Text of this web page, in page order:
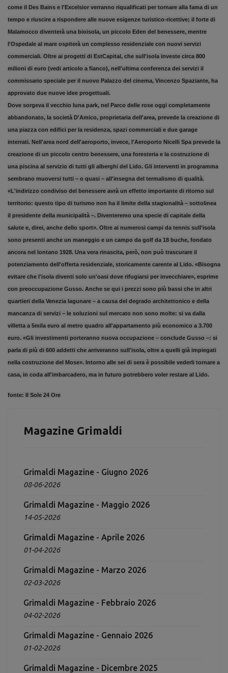
come il Des Bains e l'Excelsior verranno riqualificati per tornare alla fama di un
tempo e riuscire a rispondere alle nuove esigenze turistico-ricettive; il forte di
Malamocco diventerà una bioisola, un piccolo Eden del benessere, mentre
l'Ospedale al mare ospiterà un complesso residenziale con nuovi servizi
commerciali. Oltre ai progetti di EstCapital, che sull'isola investe circa 800
milioni di euro (vedi articolo a fianco), nell'ultima conferenza dei servizi il
commissario speciale per il nuovo Palazzo del cinema, Vincenzo Spaziante, ha
approvato due nuove idee progettuali.
Dove sorgeva il vecchio luna park, nel Parco delle rose oggi completamente
abbandonato, la società D'Amico, proprietaria dell'area, prevede la creazione di
una piazza con edifici per la residenza, spazi commerciali e due garage
interrati. Nell'area nord dell'aeroporto, invece, l'Aeroporto Nicelli Spa prevede la
creazione di un piccolo centro benessere, una foresteria e la costruzione di
una piscina al servizio di tutti gli alberghi del Lido. Gli interventi in programma
sembrano muoversi tutti – o quasi – all'insegna del termalismo di qualità.
«L'indirizzo condiviso del benessere avrà un effetto importante di ritorno sul
territorio: questo tipo di turismo non ha il limite della stagionalità – sottolinea
il presidente della municipalità –. Diventeremo una specie di capitale della
salute e, direi, anche dello sport». Oltre ai numerosi campi da tennis sull'isola
sono presenti anche un maneggio e un campo da golf da 18 buche, fondato
ancora nel lontano 1928. Una vera rinascita, però, non può trascurare il
potenziamento dell'offerta residenziale, storicamente carente al Lido. «Bisogna
evitare che l'isola diventi solo un'oasi dove rifugiarsi per invecchiare», esprime
con preoccupazione Gusso. Anche se qui i prezzi sono più bassi che in altri
quartieri della Venezia lagunare – a causa del degrado architettonico e della
mancanza di servizi – le soluzioni sul mercato non sono molte: si va dalla
villetta a 5mila euro al metro quadro all'appartamento più economico a 3.700
euro. «Gli investimenti porteranno nuova occupazione – conclude Gusso –: si
parla di più di 600 addetti che arriveranno sull'isola, oltre a quelli già impiegati
nella costruzione del Mose». Intorno alle sei di sera è possibile vederli tornare a
casa, in coda all'imbarcadero, ma in futuro potrebbero voler restare al Lido.
fonte: Il Sole 24 Ore
Magazine Grimaldi
Grimaldi Magazine - Giugno 2026
08-06-2026
Grimaldi Magazine - Maggio 2026
14-05-2026
Grimaldi Magazine - Aprile 2026
01-04-2026
Grimaldi Magazine - Marzo 2026
02-03-2026
Grimaldi Magazine - Febbraio 2026
04-02-2026
Grimaldi Magazine - Gennaio 2026
01-02-2026
Grimaldi Magazine - Dicembre 2025